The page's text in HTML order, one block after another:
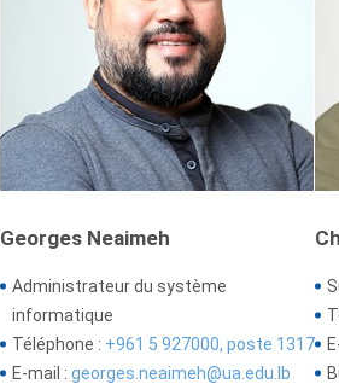
Georges Neaimeh
Administrateur du système
informatique
Téléphone : +961 5 927000, poste 1317
E-mail : georges.neaimeh@ua.edu.lb